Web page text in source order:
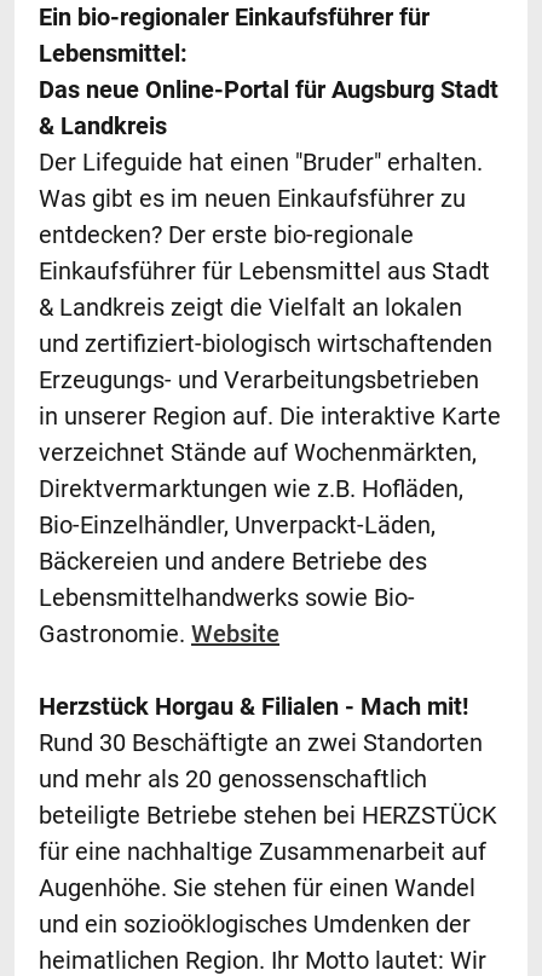
Ein bio-regionaler Einkaufsführer für
Lebensmittel:
Das neue Online-Portal für Augsburg Stadt
& Landkreis
Der Lifeguide hat einen "Bruder" erhalten.
Was gibt es im neuen Einkaufsführer zu
entdecken? Der erste bio-regionale
Einkaufsführer für Lebensmittel aus Stadt
& Landkreis zeigt die Vielfalt an lokalen
und zertifiziert-biologisch wirtschaftenden
Erzeugungs- und Verarbeitungsbetrieben
in unserer Region auf. Die interaktive Karte
verzeichnet Stände auf Wochenmärkten,
Direktvermarktungen wie z.B. Hofläden,
Bio-Einzelhändler, Unverpackt-Läden,
Bäckereien und andere Betriebe des
Lebensmittelhandwerks sowie Bio-
Gastronomie. Website
Herzstück Horgau & Filialen - Mach mit!
Rund 30 Beschäftigte an zwei Standorten
und mehr als 20 genossenschaftlich
beteiligte Betriebe stehen bei HERZSTÜCK
für eine nachhaltige Zusammenarbeit auf
Augenhöhe. Sie stehen für einen Wandel
und ein sozioöklogisches Umdenken der
heimatlichen Region. Ihr Motto lautet: Wir